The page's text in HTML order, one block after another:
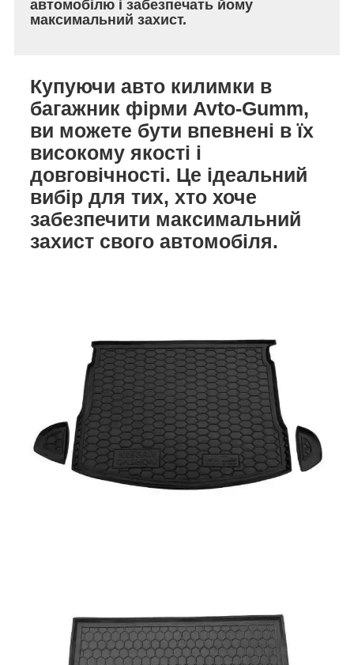
автомобілю і забезпечать йому
максимальний захист.
Купуючи авто килимки в
багажник фірми Avto-Gumm,
ви можете бути впевнені в їх
високому якості і
довговічності. Це ідеальний
вибір для тих, хто хоче
забезпечити максимальний
захист свого автомобіля.